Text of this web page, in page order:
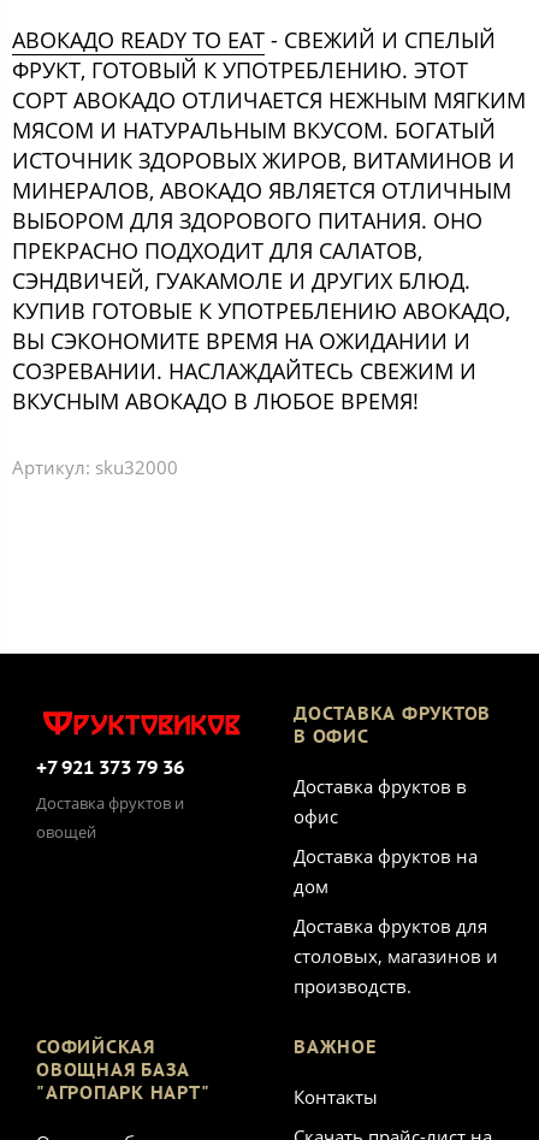
АВОКАДО READY TO EAT - СВЕЖИЙ И СПЕЛЫЙ
ФРУКТ, ГОТОВЫЙ К УПОТРЕБЛЕНИЮ. ЭТОТ
СОРТ АВОКАДО ОТЛИЧАЕТСЯ НЕЖНЫМ МЯГКИМ
МЯСОМ И НАТУРАЛЬНЫМ ВКУСОМ. БОГАТЫЙ
ИСТОЧНИК ЗДОРОВЫХ ЖИРОВ, ВИТАМИНОВ И
МИНЕРАЛОВ, АВОКАДО ЯВЛЯЕТСЯ ОТЛИЧНЫМ
ВЫБОРОМ ДЛЯ ЗДОРОВОГО ПИТАНИЯ. ОНО
ПРЕКРАСНО ПОДХОДИТ ДЛЯ САЛАТОВ,
СЭНДВИЧЕЙ, ГУАКАМОЛЕ И ДРУГИХ БЛЮД.
КУПИВ ГОТОВЫЕ К УПОТРЕБЛЕНИЮ АВОКАДО,
ВЫ СЭКОНОМИТЕ ВРЕМЯ НА ОЖИДАНИИ И
СОЗРЕВАНИИ. НАСЛАЖДАЙТЕСЬ СВЕЖИМ И
ВКУСНЫМ АВОКАДО В ЛЮБОЕ ВРЕМЯ!
Артикул: sku32000
+7 921 373 79 36
Доставка фруктов и
овощей
ДОСТАВКА ФРУКТОВ
В ОФИС
Доставка фруктов в
офис
Доставка фруктов на
дом
Доставка фруктов для
столовых, магазинов и
производств.
СОФИЙСКАЯ
ОВОЩНАЯ БАЗА
"АГРОПАРК НАРТ"
ВАЖНОЕ
Контакты